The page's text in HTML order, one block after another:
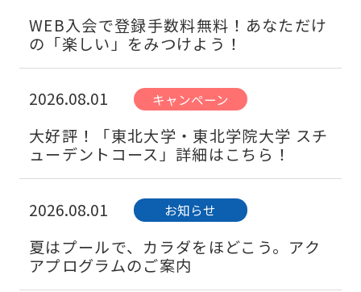
WEB入会で登録手数料無料！あなただけ
の「楽しい」をみつけよう！
2026.08.01 キャンペーン
大好評！「東北大学・東北学院大学 スチ
ューデントコース」詳細はこちら！
2026.08.01 お知らせ
夏はプールで、カラダをほどこう。アク
アプログラムのご案内